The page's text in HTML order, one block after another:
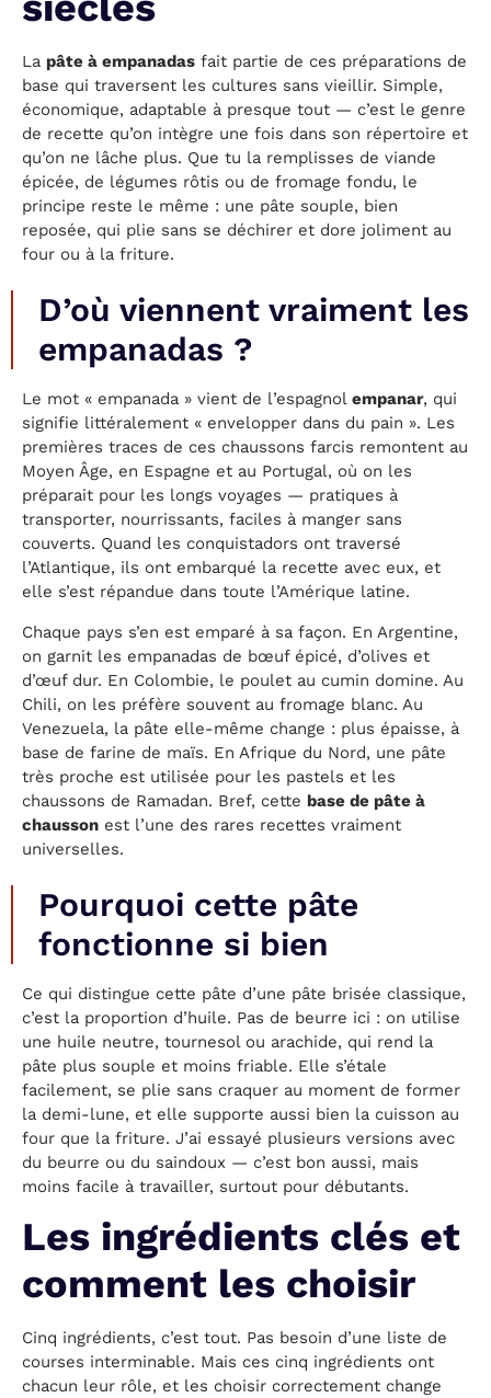
La pâte à empanadas fait partie de ces préparations de
base qui traversent les cultures sans vieillir. Simple,
économique, adaptable à presque tout — c’est le genre
de recette qu’on intègre une fois dans son répertoire et
qu’on ne lâche plus. Que tu la remplisses de viande
épicée, de légumes rôtis ou de fromage fondu, le
principe reste le même : une pâte souple, bien
reposée, qui plie sans se déchirer et dore joliment au
four ou à la friture.
D’où viennent vraiment les
empanadas ?
Le mot « empanada » vient de l’espagnol empanar, qui
signifie littéralement « envelopper dans du pain ». Les
premières traces de ces chaussons farcis remontent au
Moyen Âge, en Espagne et au Portugal, où on les
préparait pour les longs voyages — pratiques à
transporter, nourrissants, faciles à manger sans
couverts. Quand les conquistadors ont traversé
l’Atlantique, ils ont embarqué la recette avec eux, et
elle s’est répandue dans toute l’Amérique latine.
Chaque pays s’en est emparé à sa façon. En Argentine,
on garnit les empanadas de bœuf épicé, d’olives et
d’œuf dur. En Colombie, le poulet au cumin domine. Au
Chili, on les préfère souvent au fromage blanc. Au
Venezuela, la pâte elle-même change : plus épaisse, à
base de farine de maïs. En Afrique du Nord, une pâte
très proche est utilisée pour les pastels et les
chaussons de Ramadan. Bref, cette base de pâte à
chausson est l’une des rares recettes vraiment
universelles.
Pourquoi cette pâte
fonctionne si bien
Ce qui distingue cette pâte d’une pâte brisée classique,
c’est la proportion d’huile. Pas de beurre ici : on utilise
une huile neutre, tournesol ou arachide, qui rend la
pâte plus souple et moins friable. Elle s’étale
facilement, se plie sans craquer au moment de former
la demi-lune, et elle supporte aussi bien la cuisson au
four que la friture. J’ai essayé plusieurs versions avec
du beurre ou du saindoux — c’est bon aussi, mais
moins facile à travailler, surtout pour débutants.
Les ingrédients clés et
comment les choisir
Cinq ingrédients, c’est tout. Pas besoin d’une liste de
courses interminable. Mais ces cinq ingrédients ont
chacun leur rôle, et les choisir correctement change